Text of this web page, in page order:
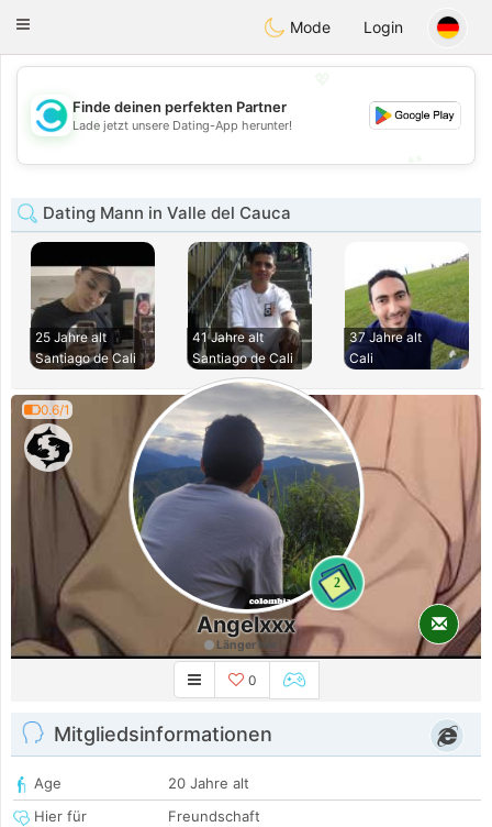
olombiaCitas
Toggle
Mode Login
💖
💕
Finde deinen perfekten Partner
Lade jetzt unsere Dating-App herunter!
Dating Mann in Valle del Cauca
25 Jahre alt
Santiago de Cali
41 Jahre alt
Santiago de Cali
37 Jahre alt
Cali
0.6/1
2
Angelxxx
Länger her
0
Mitgliedsinformationen
Age
20 Jahre alt
Hier für
Freundschaft